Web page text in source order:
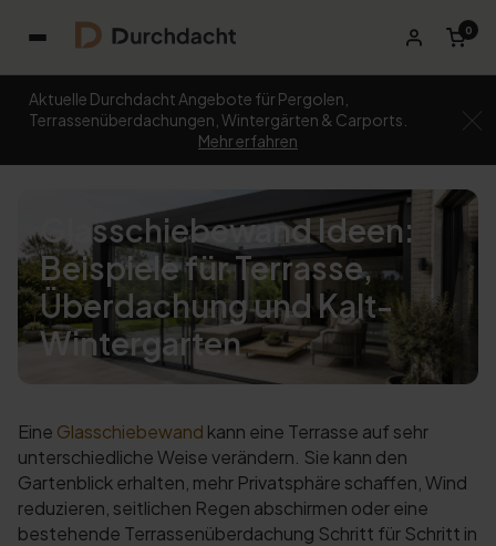
0
Aktuelle Durchdacht Angebote für Pergolen,
Terrassenüberdachungen, Wintergärten & Carports.
Mehr erfahren
Glasschiebewand Ideen:
Beispiele für Terrasse,
Überdachung und Kalt-
Wintergarten
Eine Glasschiebewand kann eine Terrasse auf sehr
unterschiedliche Weise verändern. Sie kann den
Gartenblick erhalten, mehr Privatsphäre schaffen, Wind
reduzieren, seitlichen Regen abschirmen oder eine
bestehende Terrassenüberdachung Schritt für Schritt in